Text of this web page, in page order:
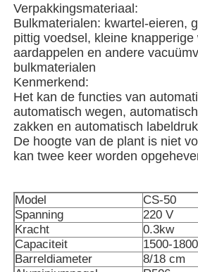
kartonmachine
vulmachine
bolmachine
de verpakkingsmachine van de
Verticale Verpakkingsmachine
Verpakkingsmateriaal:
Bulkmaterialen: kwartel-eieren,
pittig voedsel, kleine knapperige
aardappelen en andere
bulkmaterialen
Kenmerkend:
Het kan de functies van
automatisch wegen,
zakken en automatisch
De hoogte van de plant is niet
kan twee keer worden
Model
CS-50
Spanning
220 V
Kracht
0.3kw
Capaciteit
1500-
Barreldiameter
8/18 cm